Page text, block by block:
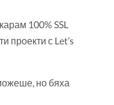
100% SSL
проекти с Let’s
но бяха